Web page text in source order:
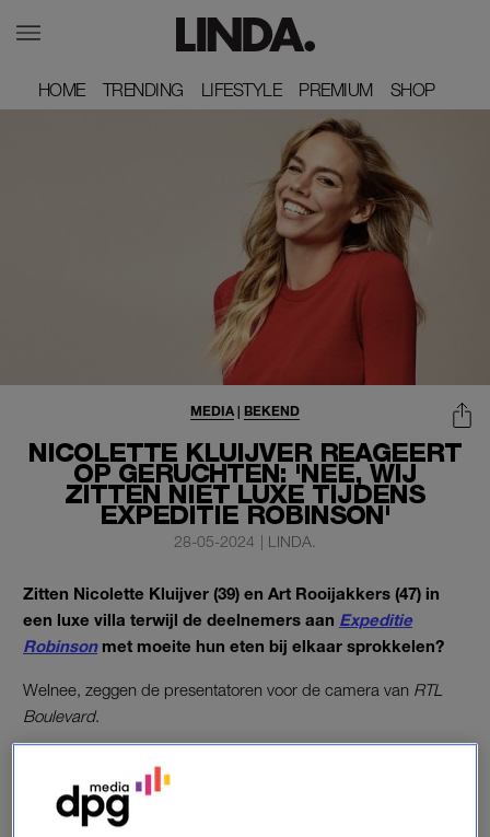
HOME
HOME TRENDING
TRENDING LIFESTYLE
LIFESTYLE PREMIUM
PREMIUM SHOP
SHOP
NICOLETTE KLUIJVER REAGEERT
OP GERUCHTEN: 'NEE, WIJ
ZITTEN NIET LUXE TIJDENS
EXPEDITIE ROBINSON'
MEDIA | BEKEND
28-05-2024 | LINDA.
Zitten Nicolette Kluijver (39) en Art Rooijakkers (47) in
een luxe villa terwijl de deelnemers aan Expeditie
Robinson met moeite hun eten bij elkaar sprokkelen?
Welnee, zeggen de presentatoren voor de camera van RTL
Boulevard.
NICOLETTE KLUIJVER
“Ik heb een paar dingen die uit de wereld geholpen moeten